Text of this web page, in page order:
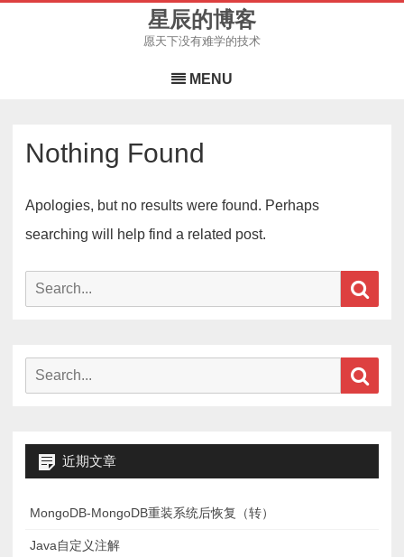
星辰的博客
愿天下没有难学的技术
to
content
MENU
Nothing Found
Apologies, but no results were found. Perhaps
searching will help find a related post.
Search
Search
近期文章
MongoDB-MongoDB重装系统后恢复（转）
Java自定义注解